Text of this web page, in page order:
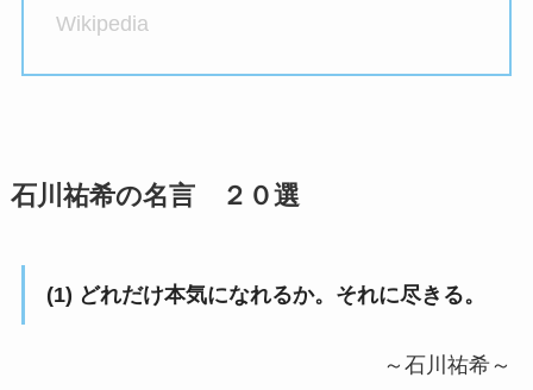
Wikipedia
石川祐希の名言 ２０選
(1) どれだけ本気になれるか。それに尽きる。
～石川祐希～